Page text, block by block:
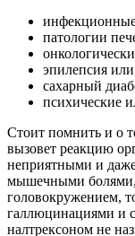
инфекционные
патологии
эпилепсия
сахарный
психические
Стоит помнить и о
вызовет реакцию
неприятными и
мышечными болями,
головокружением,
галлюцинациями и
налтрексоном не